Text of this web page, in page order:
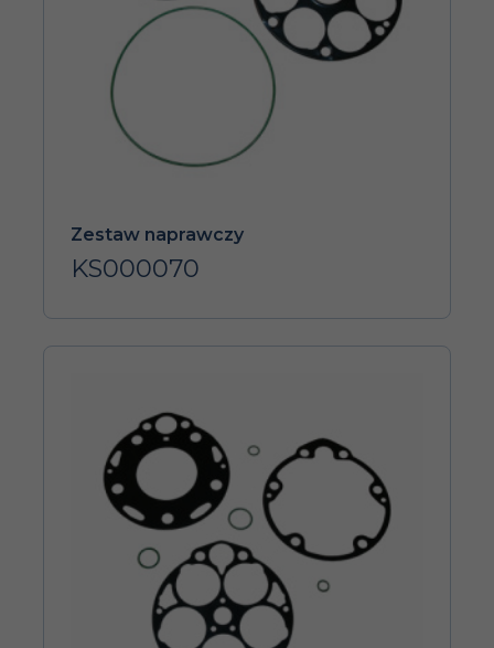
Zestaw naprawczy
KS000070